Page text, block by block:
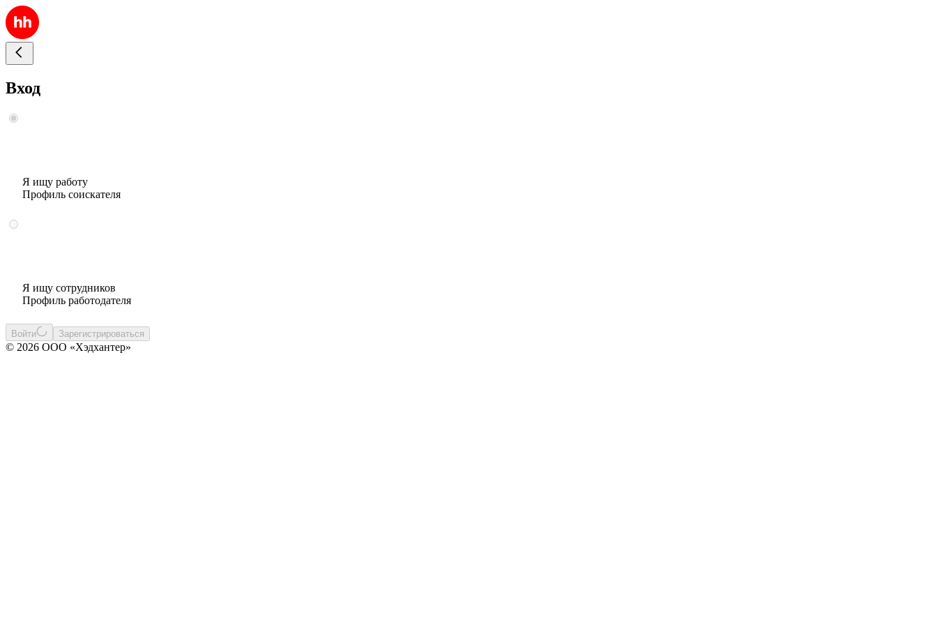
Вход
Я ищу работу
Профиль соискателя
Я ищу сотрудников
Профиль работодателя
Войти Зарегистрироваться
© 2026 ООО «Хэдхантер»